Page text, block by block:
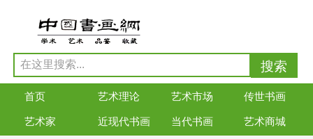
首页 艺术理论 艺术市场 传世书画
艺术家 近现代书画 当代书画 艺术商城